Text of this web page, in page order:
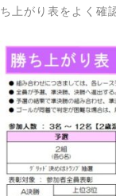
ち上がり表をよく確